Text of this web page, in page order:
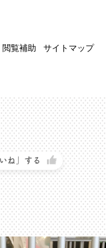
閲覧補助 サイトマップ
ね」する